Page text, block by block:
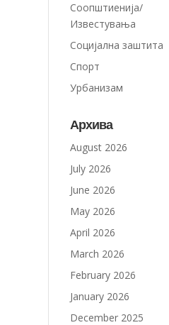
Соопштиенија/
Известувања
Социјална заштита
Спорт
Урбанизам
Архива
August 2026
July 2026
June 2026
May 2026
April 2026
March 2026
February 2026
January 2026
December 2025